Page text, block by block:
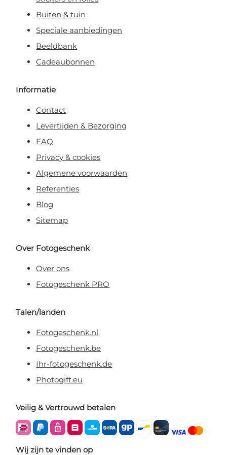
Buiten & tuin
Speciale aanbiedingen
Beeldbank
Cadeaubonnen
Informatie
Contact
Levertijden & Bezorging
FAQ
Privacy & cookies
Algemene voorwaarden
Referenties
Blog
Sitemap
Over Fotogeschenk
Over ons
Fotogeschenk PRO
Talen/landen
Fotogeschenk.nl
Fotogeschenk.be
Ihr-fotogeschenk.de
Photogift.eu
Veilig & Vertrouwd betalen
Wij zijn te vinden op